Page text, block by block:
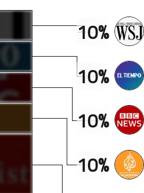
10%
10%
10%
10%